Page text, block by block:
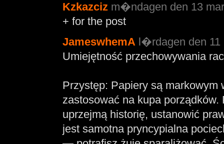
Kzkazciz m�ndagen den 13
+ for the post
JameswhemA l�rdagen den 11
Umiejętność przechowywania
Przystęp: Papiery są markowym
zastosować na kupa
uprzejmą historię, ustanowić
jest samotna pryncypialna